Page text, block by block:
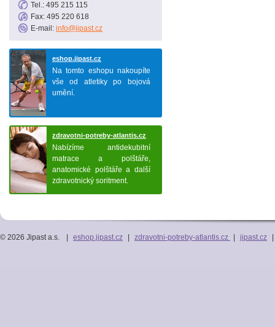
Tel.: 495 215 115
Fax: 495 220 618
E-mail: info@jipast.cz
eshop.jipast.cz
Na tomto eshopu nakoupíte
vše od atletiky po bojová
umění.
zdravotni-potreby-atlantis.cz
Nabízíme antidekubitní
matrace a polštáře,
anatomické polštáře a další
zdravotnický soritment.
eshop.jipast.cz zdravotni-potreby-atlantis.cz jipast.cz
© 2026 Jipast a.s.